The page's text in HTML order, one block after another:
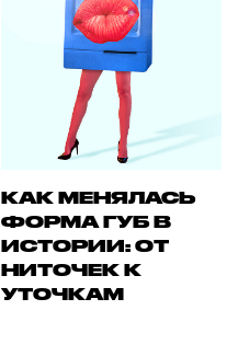
КАК МЕНЯЛАСЬ
ФОРМА ГУБ В
ИСТОРИИ: ОТ
НИТОЧЕК К
УТОЧКАМ